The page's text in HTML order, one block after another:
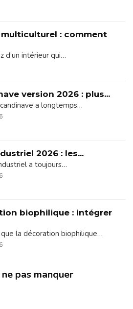
: comment
d’un intérieur qui…
version 2026 : plus...
a longtemps…
2026 : les...
a toujours…
biophilique : intégrer
que la décoration biophilique…
pas manquer